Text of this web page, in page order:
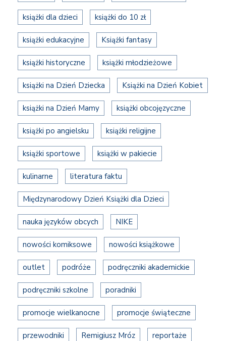
książki dla dzieci książki do 10 zł
książki edukacyjne Książki fantasy
książki historyczne książki młodzieżowe
książki na Dzień Dziecka Książki na Dzień Kobiet
książki na Dzień Mamy książki obcojęzyczne
książki po angielsku książki religijne
książki sportowe książki w pakiecie
kulinarne literatura faktu
Międzynarodowy Dzień Książki dla Dzieci
nauka języków obcych NIKE
nowości komiksowe nowości książkowe
outlet podróże podręczniki akademickie
podręczniki szkolne poradniki
promocje wielkanocne promocje świąteczne
przewodniki Remigiusz Mróz reportaże